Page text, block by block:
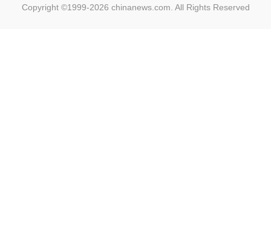
Copyright ©1999-2026 chinanews.com. All Rights Reserved